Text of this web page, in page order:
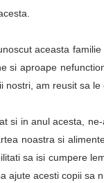
aceasta
si aproape
nostri, am reusit sa
si in anul acesta,
noastra si
sa isi cumpere
ajute acesti copii sa